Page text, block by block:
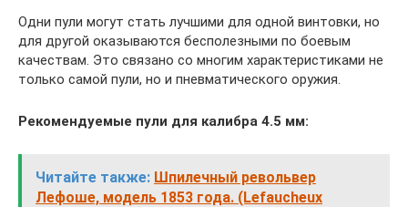
Одни пули могут стать лучшими для одной винтовки, но
для другой оказываются бесполезными по боевым
качествам. Это связано со многим характеристиками не
только самой пули, но и пневматического оружия.
Рекомендуемые пули для калибра 4.5 мм:
Читайте также: Шпилечный револьвер
Лефоше, модель 1853 года. (Lefaucheux